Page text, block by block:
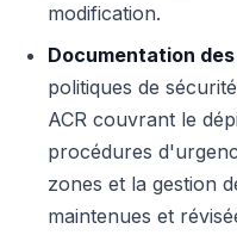
modification.
Documentation
politiques de
ACR couvrant le
procédures
zones et la gestion
maintenues et